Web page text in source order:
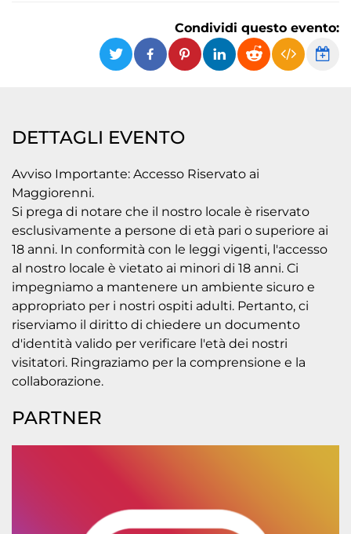
Condividi questo evento:
DETTAGLI EVENTO
Avviso Importante: Accesso Riservato ai
Maggiorenni.
Si prega di notare che il nostro locale è riservato
esclusivamente a persone di età pari o superiore ai
18 anni. In conformità con le leggi vigenti, l'accesso
al nostro locale è vietato ai minori di 18 anni. Ci
impegniamo a mantenere un ambiente sicuro e
appropriato per i nostri ospiti adulti. Pertanto, ci
riserviamo il diritto di chiedere un documento
d'identità valido per verificare l'età dei nostri
visitatori. Ringraziamo per la comprensione e la
collaborazione.
PARTNER